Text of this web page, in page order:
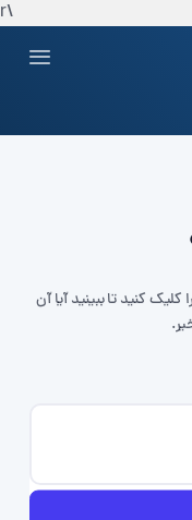
\r
کنید تا ببینید آیا آن